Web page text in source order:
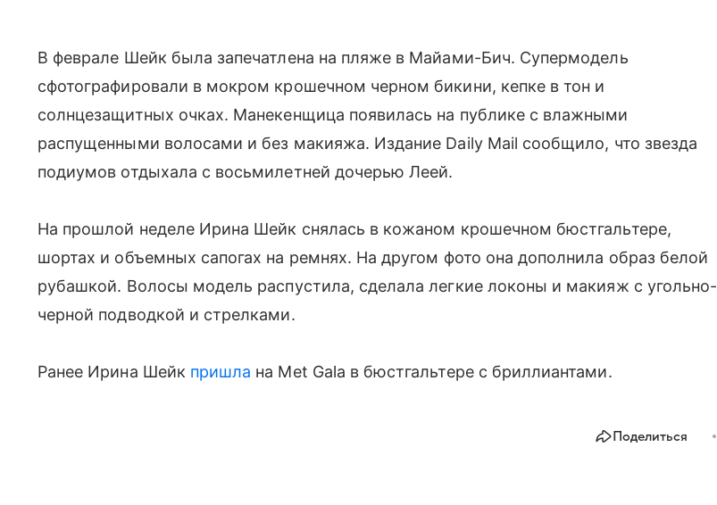
В феврале Шейк была запечатлена на пляже в Майами-Бич. Супермодель
сфотографировали в мокром крошечном черном бикини, кепке в тон и
солнцезащитных очках. Манекенщица появилась на публике с влажными
распущенными волосами и без макияжа. Издание Daily Mail сообщило, что звезда
подиумов отдыхала с восьмилетней дочерью Леей.
На прошлой неделе Ирина Шейк снялась в кожаном крошечном бюстгальтере,
шортах и объемных сапогах на ремнях. На другом фото она дополнила образ белой
рубашкой. Волосы модель распустила, сделала легкие локоны и макияж с угольно-
черной подводкой и стрелками.
Ранее Ирина Шейк пришла на Met Gala в бюстгальтере с бриллиантами.
Поделиться